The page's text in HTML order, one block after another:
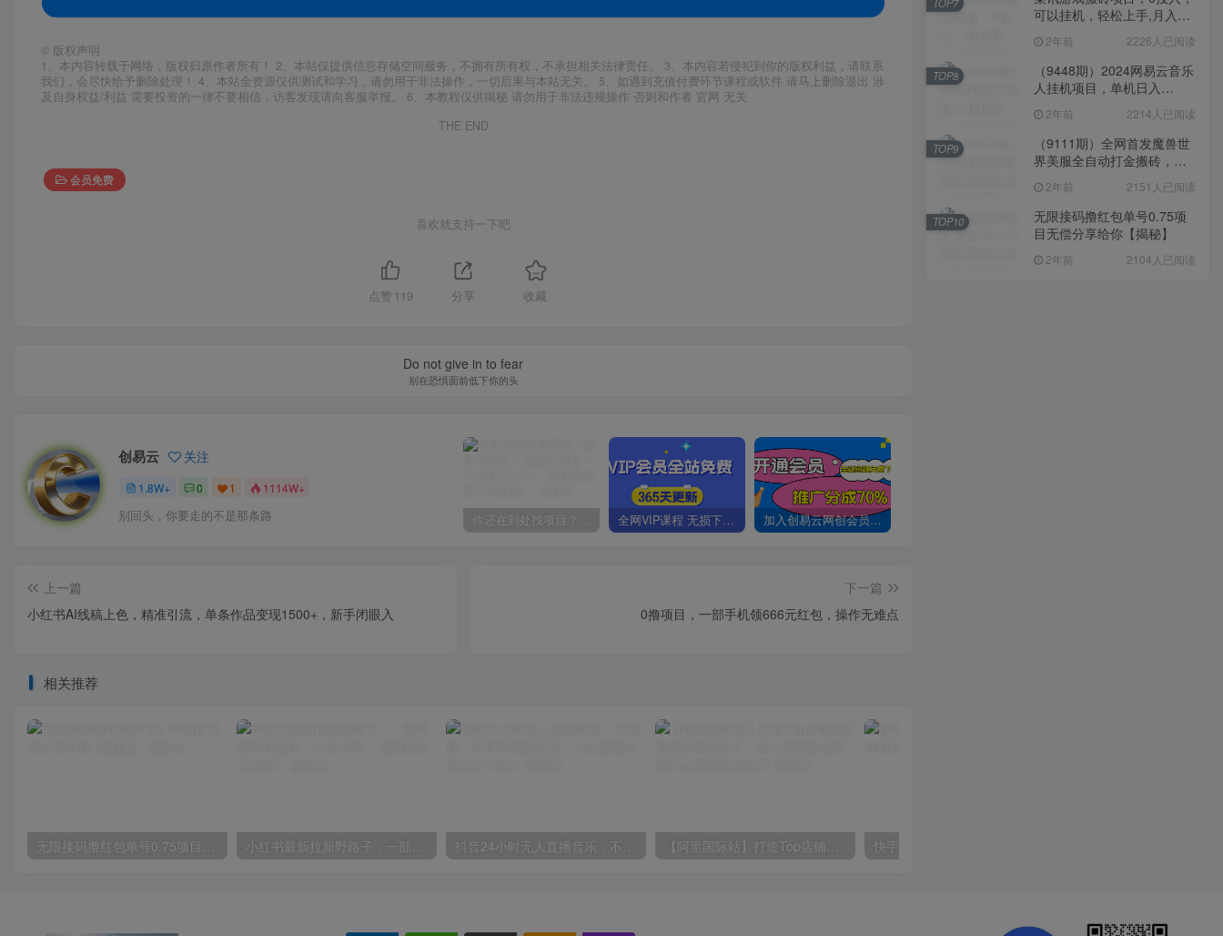
© 版权声明
1、本内容转载于网络，版权归原作者所有！ 2、本站仅提供信息存储空间服务，不拥有所有权，不承担相关法律责任。 3、本内容若侵犯到你的版权利益，请联系
我们，会尽快给予删除处理！ 4、本站全资源仅供测试和学习，请勿用于非法操作，一切后果与本站无关。 5、如遇到充值付费环节课程或软件 请马上删除退出 涉
及自身权益/利益 需要投资的一律不要相信，访客发现请向客服举报。 6、本教程仅供揭秘 请勿用于非法违规操作 否则和作者 官网 无关
THE END
会员免费
喜欢就支持一下吧
点赞 119 分享 收藏
Do not give in to fear
别在恐惧面前低下你的头
创易云 关注
1.8W+ 0 1 1114W+
别回头，你要走的不是那条路 你还在到处找项目？还在当韭菜？我靠卖项目一个月收入5万+，曾经我也是个失败者。 全网VIP课程 无损下载~ 加入创易云网创会员，全站资源免费学习。
上一篇
小红书AI线稿上色，精准引流，单条作品变现1500+，新手闭眼入
下一篇
0撸项目，一部手机领666元红包，操作无难点
相关推荐
无限接码撸红包单号0.75项目无偿分享给你【揭秘】 小红书最新拉新野路子，一部手机即可操作，一单15块，做得好日入2000+ 抖音24小时无人直播音乐，不违规，不封号纯撸音浪，小白实操当天日入1000+ 【阿里国际站】打造Top店铺&获得优质询盘客户，​95%的国际站讲师不会说的运营技巧
可以挂机，轻松上手,月入
2年前 2226人已阅读
（9448期）2024网易云音乐
人挂机项目，单机日入
2年前 2214人已阅读
TOP8
（9111期）全网首发魔兽世
界美服全自动打金搬砖，日
姆级教学
2年前 2151人已阅读
TOP9
无限接码撸红包单号0.75项
目无偿分享给你【揭秘】
2年前 2104人已阅读
TOP10